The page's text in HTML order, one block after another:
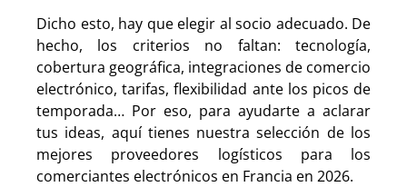
Dicho esto, hay que elegir al socio adecuado. De
hecho, los criterios no faltan: tecnología,
cobertura geográfica, integraciones de comercio
electrónico, tarifas, flexibilidad ante los picos de
temporada… Por eso, para ayudarte a aclarar
tus ideas, aquí tienes nuestra selección de los
mejores proveedores logísticos para los
comerciantes electrónicos en Francia en 2026.